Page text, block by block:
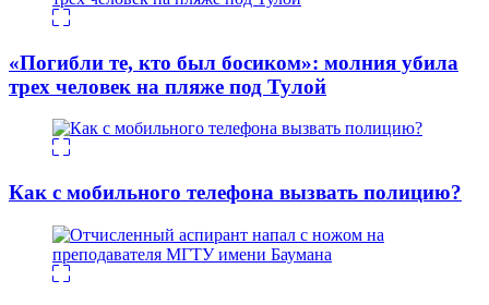
«Погибли те, кто был босиком»: молния убила
трех человек на пляже под Тулой
Как с мобильного телефона вызвать полицию?